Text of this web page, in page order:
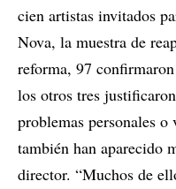
cien artistas invitados
Nova, la muestra de
reforma, 97
los otros tres
problemas personales
también han aparecido
director. “Muchos de